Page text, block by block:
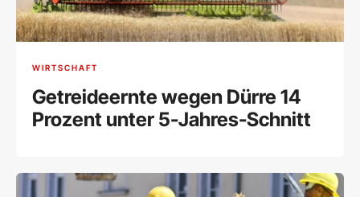
WIRTSCHAFT
Getreideernte wegen Dürre 14
Prozent unter 5-Jahres-Schnitt